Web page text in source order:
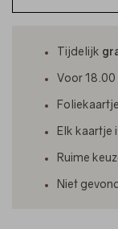
Tijdelijk
Voor
Elk kaartje
Ruime
Niet